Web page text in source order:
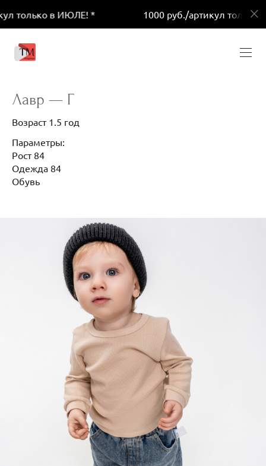
только в ИЮЛЕ! * 1000 руб./артикул только
Лавр — Г
Возраст 1.5 год
Параметры:
Рост 84
Одежда 84
Обувь